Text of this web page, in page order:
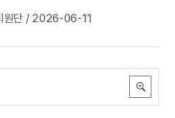
원단 / 2026-06-11